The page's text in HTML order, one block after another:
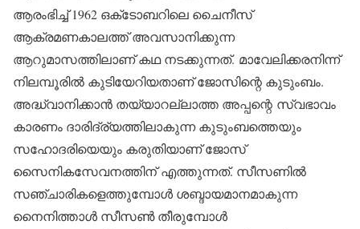
ആരംഭിച്ച് 1962 ഒക്‌ടോബറിലെ ചൈനീസ്
ആക്രമണകാലത്ത് അവസാനിക്കുന്ന
ആറുമാസത്തിലാണ് കഥ നടക്കുന്നത്. മാവേലിക്കരനിന്ന്
നിലമ്പൂരില്‍ കുടിയേറിയതാണ് ജോസിന്റെ കുടുംബം.
അദ്ധ്വാനിക്കാന്‍ തയ്യാറല്ലാത്ത അപ്പന്റെ സ്വഭാവം
കാരണം ദാരിദ്ര്യത്തിലാകുന്ന കുടുംബത്തെയും
സഹോദരിയെയും കരുതിയാണ് ജോസ്
സൈനികസേവനത്തിന് എത്തുന്നത്. സീസണില്‍
സഞ്ചാരികളെത്തുമ്പോള്‍ ശബ്ദായമാനമാകുന്ന
നൈനിത്താള്‍ സീസണ്‍ തീരുമ്പോള്‍